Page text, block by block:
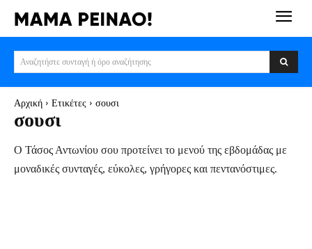
Αναζητήστε συνταγή ή όρο αναζήτησης
Αρχική Ετικέτες σουσι
σουσι
Ο Τάσος Αντωνίου σου προτείνει το μενού της εβδομάδας με
μοναδικές συνταγές, εύκολες, γρήγορες και πεντανόστιμες.